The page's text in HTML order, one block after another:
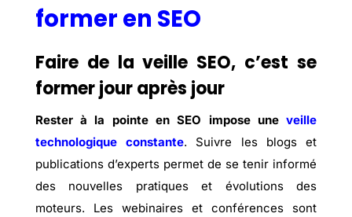
former en SEO
Faire de la veille SEO, c’est se
former jour après jour
Rester à la pointe en SEO impose uneveille
technologique constante. Suivre les blogs et
publications d’experts permet de se tenir informé
des nouvelles pratiques et évolutions des
moteurs. Les webinaires et conférences sont